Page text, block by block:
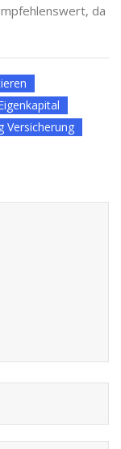
da
Versicherung